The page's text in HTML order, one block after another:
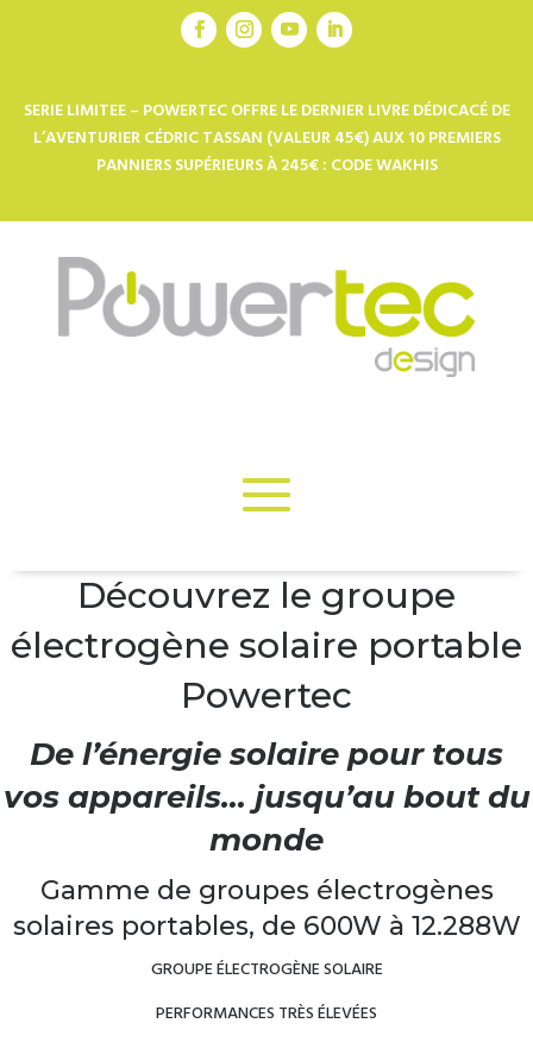
LIMITEE – POWERTEC OFFRE LE DERNIER LIVRE DÉDICACÉ DE
CÉDRIC TASSAN (VALEUR 45€) AUX 10 PREMIERS
PANNIERS SUPÉRIEURS À 245€ : CODE WAKHIS
Découvrez le groupe
électrogène solaire portable
Powertec
De l’énergie solaire pour tous
vos appareils… jusqu’au bout du
monde
Gamme de groupes électrogènes
solaires portables, de 600W à 12.288W
GROUPE ÉLECTROGÈNE SOLAIRE
PERFORMANCES TRÈS ÉLEVÉES